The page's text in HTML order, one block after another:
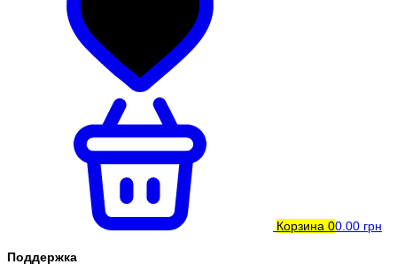
Корзина 00.00 грн
Поддержка